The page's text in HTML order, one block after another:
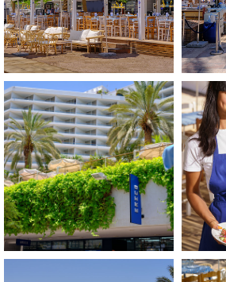
לפתיחת
התמונה
בגדול
-
+